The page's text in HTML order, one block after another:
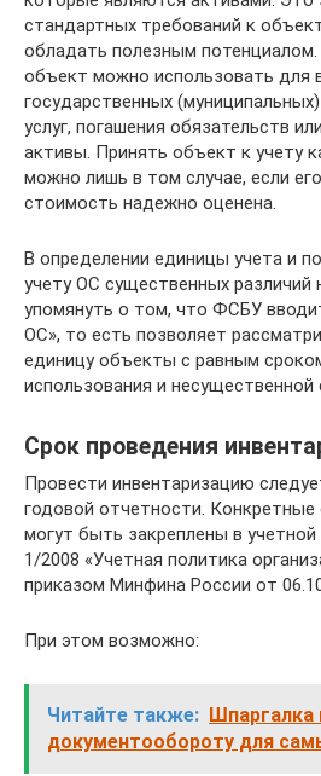
стандартных требований к
обладать полезным
объект можно использовать для
государственных
услуг, погашения обязательств
активы. Принять объект к учету
можно лишь в том случае, если
стоимость надежно оценена.
В определении единицы учета и
учету ОС существенных различий
упомянуть о том, что ФСБУ
ОС», то есть позволяет
единицу объекты с равным
использования и
Срок проведения
Провести инвентаризацию
годовой отчетности. Конкретные
могут быть закреплены в
1/2008 «Учетная политика
приказом Минфина России от
При этом возможно:
Читайте также: Шпаргалка
документообороту для